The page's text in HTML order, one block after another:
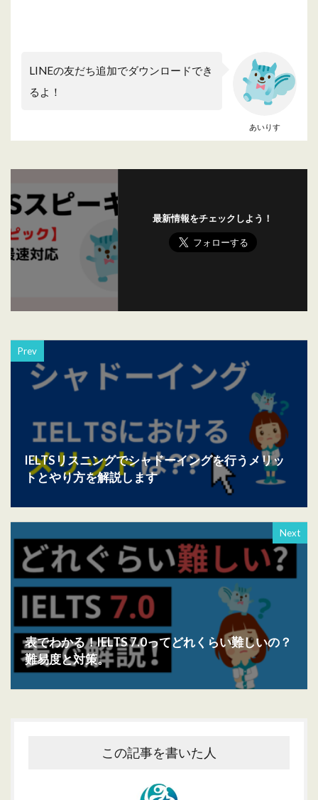
あいりす
LINEの友だち追加でダウンロードでき
るよ！
最新情報をチェックしよう！
Prev
IELTSリスニングでシャドーイングを行うメリッ
トとやり方を解説します
Next
表でわかる！IELTS 7.0ってどれくらい難しいの？
難易度と対策。
この記事を書いた人